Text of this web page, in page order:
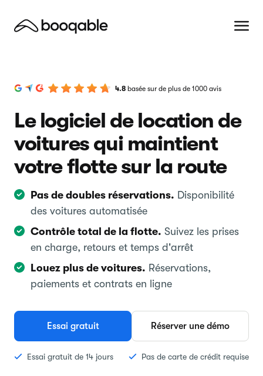
4.8 basée sur de plus de 1000 avis
Le logiciel de location de
voitures qui maintient
votre flotte sur la route
Pas de doubles réservations. Disponibilité
des voitures automatisée
Contrôle total de la flotte. Suivez les prises
en charge, retours et temps d'arrêt
Louez plus de voitures. Réservations,
paiements et contrats en ligne
Essai gratuit Réserver une démo
Essai gratuit de 14 jours Pas de carte de crédit requise